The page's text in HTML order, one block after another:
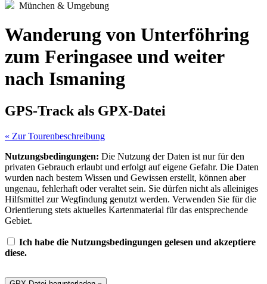
München & Umgebung
Wanderung von Unterföhring
zum Feringasee und weiter
nach Ismaning
GPS-Track als GPX-Datei
« Zur Tourenbeschreibung
Nutzungsbedingungen: Die Nutzung der Daten ist nur für den
privaten Gebrauch erlaubt und erfolgt auf eigene Gefahr. Die Daten
wurden nach bestem Wissen und Gewissen erstellt, können aber
ungenau, fehlerhaft oder veraltet sein. Sie dürfen nicht als alleiniges
Hilfsmittel zur Wegfindung genutzt werden. Verwenden Sie für die
Orientierung stets aktuelles Kartenmaterial für das entsprechende
Gebiet.
Ich habe die Nutzungsbedingungen gelesen und akzeptiere
diese.